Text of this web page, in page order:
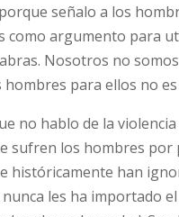
señalo a los
argumento para
Nosotros no
para ellos no
no hablo de la
sufren los hombres
históricamente han
les ha importado